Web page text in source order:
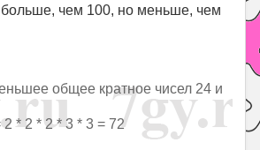
больше, чем 100, но меньше, чем
общее кратное чисел 24 и
* 2 * 2 * 3 * 3 = 72